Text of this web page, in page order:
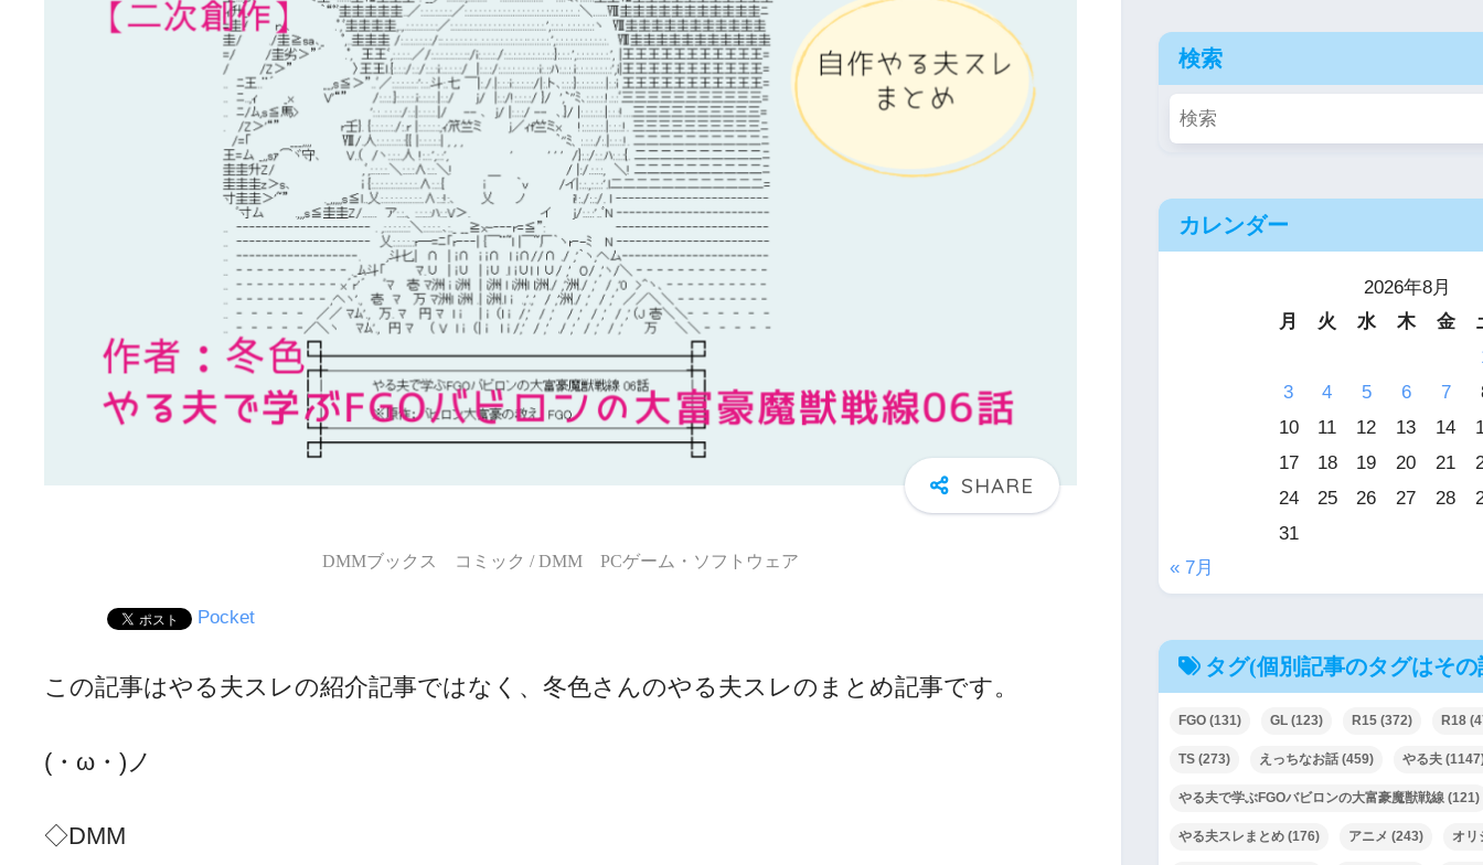
DMMブックス コミック / DMM PCゲーム・ソフトウェア
Pocket
この記事はやる夫スレの紹介記事ではなく、冬色さんのやる夫スレのまとめ記事です。
(・ω・)ノ
◇DMM
検索
カレンダー
2026年8月
月
火 水 木 金
3
4 5 6 7
10
11 12 13 14
17
18 19 20 21
24
25 26 27 28
31
« 7月
タグ(個別記事のタグはそ
FGO (131) GL (123) R15 (372) R18
TS (273) えっちなお話 (459) やる夫
やる夫で学ぶFGOバビロンの大富豪魔獣戦線 (121)
やる夫スレまとめ (176) アニメ (243) オリ